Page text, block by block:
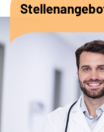
Unsere Angebote
Service
Sozialdienste &